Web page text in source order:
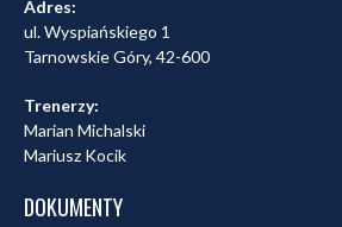
Adres:
ul. Wyspiańskiego 1
Tarnowskie Góry, 42-600
Trenerzy:
Marian Michalski
Mariusz Kocik
DOKUMENTY